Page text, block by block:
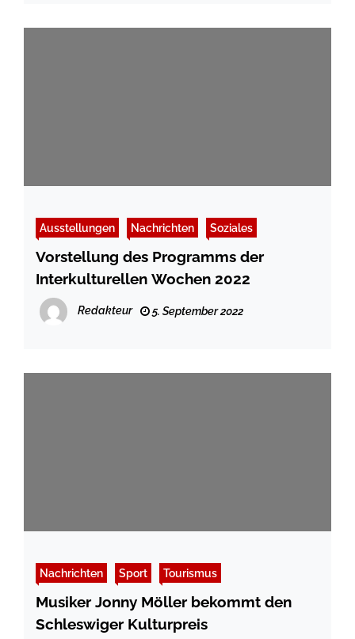
Ausstellungen Nachrichten Soziales
Vorstellung des Programms der
Interkulturellen Wochen 2022
Redakteur 5. September 2022
Nachrichten Sport Tourismus
Musiker Jonny Möller bekommt den
Schleswiger Kulturpreis